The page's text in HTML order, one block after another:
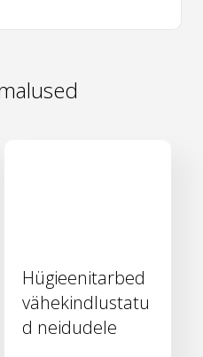
Hügieenitarbed
vähekindlustatu
d neidudele